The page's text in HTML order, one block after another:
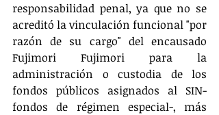
responsabilidad penal, ya que no se
acreditó la vinculación funcional "por
razón de su cargo" del encausado
Fujimori Fujimori para la
administración o custodia de los
fondos públicos asignados al SIN-
fondos de régimen especial-, más